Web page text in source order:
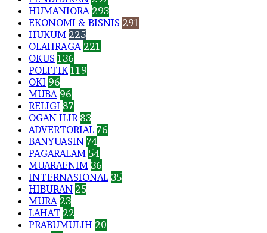
HUMANIORA 293
EKONOMI & BISNIS 291
HUKUM 225
OLAHRAGA 221
OKUS 136
POLITIK 119
OKI 96
MUBA 96
RELIGI 87
OGAN ILIR 83
ADVERTORIAL 76
BANYUASIN 74
PAGARALAM 54
MUARAENIM 36
INTERNASIONAL 35
HIBURAN 25
MURA 23
LAHAT 22
PRABUMULIH 20